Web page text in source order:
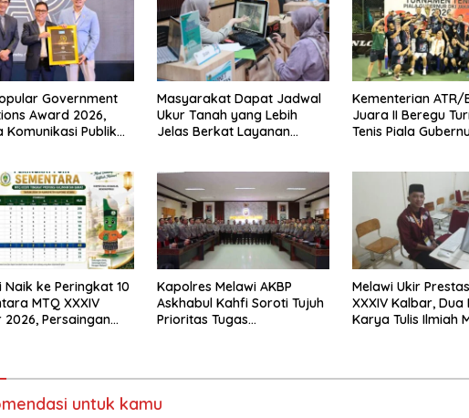
Government
Award 2026,
Komunikasi Publik
Masyarakat Dapat Jadwal
Ukur Tanah yang Lebih
Jelas Berkat Layanan
Kementerian ATR/
Juara II Beregu
Tenis Piala
Naik ke Peringkat 10
MTQ XXXIV
2026, Persaingan
Kapolres Melawi AKBP
Askhabul Kahfi Soroti Tujuh
Prioritas Tugas
Melawi Ukir
XXXIV Kalbar, Dua
Karya Tulis Ilmiah
untuk kamu